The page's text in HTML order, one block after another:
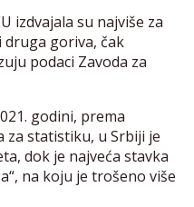
izdvajala su najviše za
druga goriva, čak
podaci Zavoda za
godini, prema
za statistiku, u Srbiji je
dok je najveća stavka
na koju je trošeno više